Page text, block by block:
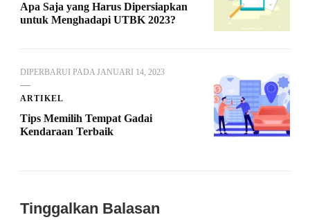
Apa Saja yang Harus Dipersiapkan
untuk Menghadapi UTBK 2023?
DIPERBARUI PADA JANUARI 14, 2023
ARTIKEL
Tips Memilih Tempat Gadai
Kendaraan Terbaik
Tinggalkan Balasan